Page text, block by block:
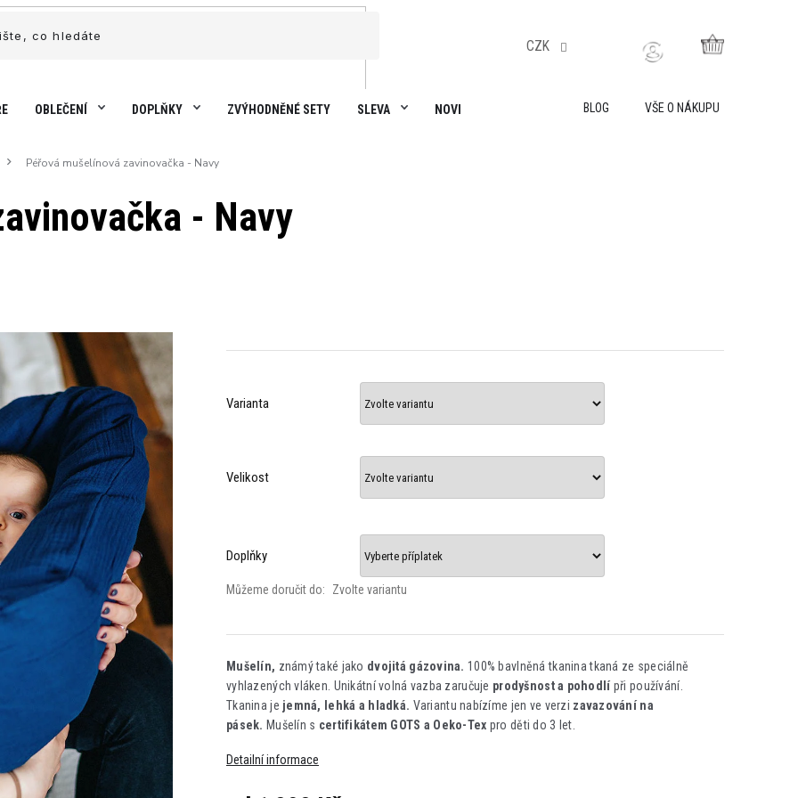
BLOG VŠE O NÁKUPU
CZK
OBLEČENÍ DOPLŇKY ZVÝHODNĚNÉ SETY SLEVA NOVINKY AKADEMIE LILY IS SAILING VŠE O NÁKUPU
Péřová mušelínová zavinovačka - Navy
- Navy
Varianta
Velikost
Doplňky
Můžeme doručit do: Zvolte variantu
Mušelín, známý také jako dvojitá gázovina.100% bavlněná tkanina tkaná ze speciálně
vyhlazených vláken. Unikátní volná vazba zaručuje prodyšnost a pohodlí při používání.
Tkanina je jemná, lehká a hladká. Variantu nabízíme jen ve verzi zavazování na
pásek. Mušelín s certifikátem GOTS a Oeko-Tex pro děti do 3 let.
Detailní informace